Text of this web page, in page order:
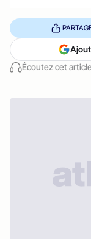
Écoutez cet